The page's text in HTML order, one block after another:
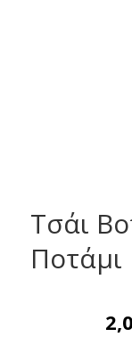
Τσάι
Ποτάμι